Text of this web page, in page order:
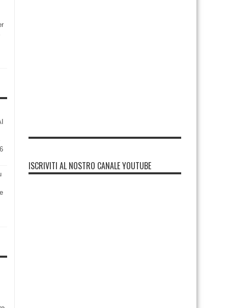
ISCRIVITI AL NOSTRO CANALE YOUTUBE